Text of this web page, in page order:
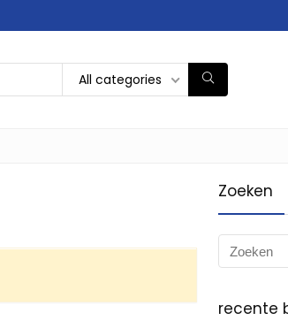
All categories
Zoeken
recente